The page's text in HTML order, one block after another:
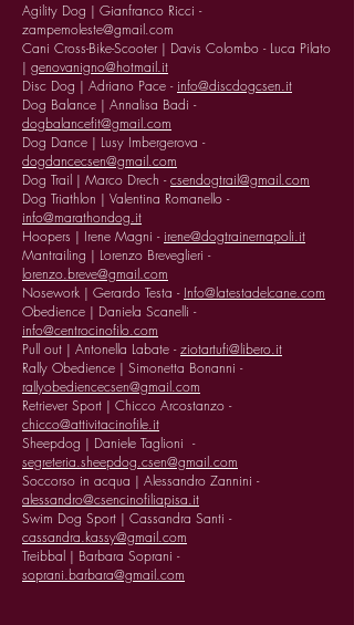
Agility Dog | Gianfranco Ricci -
zampemoleste@gmail.com
Cani Cross-Bike-Scooter | Davis Colombo - Luca Pilato
| genovanigno@hotmail.it
Disc Dog | Adriano Pace - info@discdogcsen.it
Dog Balance | Annalisa Badi -
dogbalancefit@gmail.com
Dog Dance | Lusy Imbergerova -
dogdancecsen@gmail.com
Dog Trail | Marco Drech -csendogtrail@gmail.com
Dog Triathlon | Valentina Romanello -
info@marathondog.it
Hoopers | Irene Magni - irene@dogtrainernapoli.it
Mantrailing | Lorenzo Breveglieri -
lorenzo.breve@gmail.com
Nosework | Gerardo Testa - Info@latestadelcane.com
Obedience | Daniela Scanelli -
info@centrocinofilo.com
Pull out | Antonella Labate -ziotartufi@libero.it
Rally Obedience | Simonetta Bonanni -
rallyobediencecsen@gmail.com
Retriever Sport | Chicco Arcostanzo -
chicco@attivitacinofile.it
Sheepdog | Daniele Taglioni -
segreteria.sheepdog.csen@gmail.com
Soccorso in acqua | Alessandro Zannini -
alessandro@csencinofiliapisa.it
Swim Dog Sport | Cassandra Santi -
cassandra.kassy@gmail.com
Treibbal | Barbara Soprani -
soprani.barbara@gmail.com